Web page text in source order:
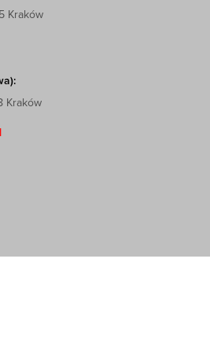
Kraków
Kraków